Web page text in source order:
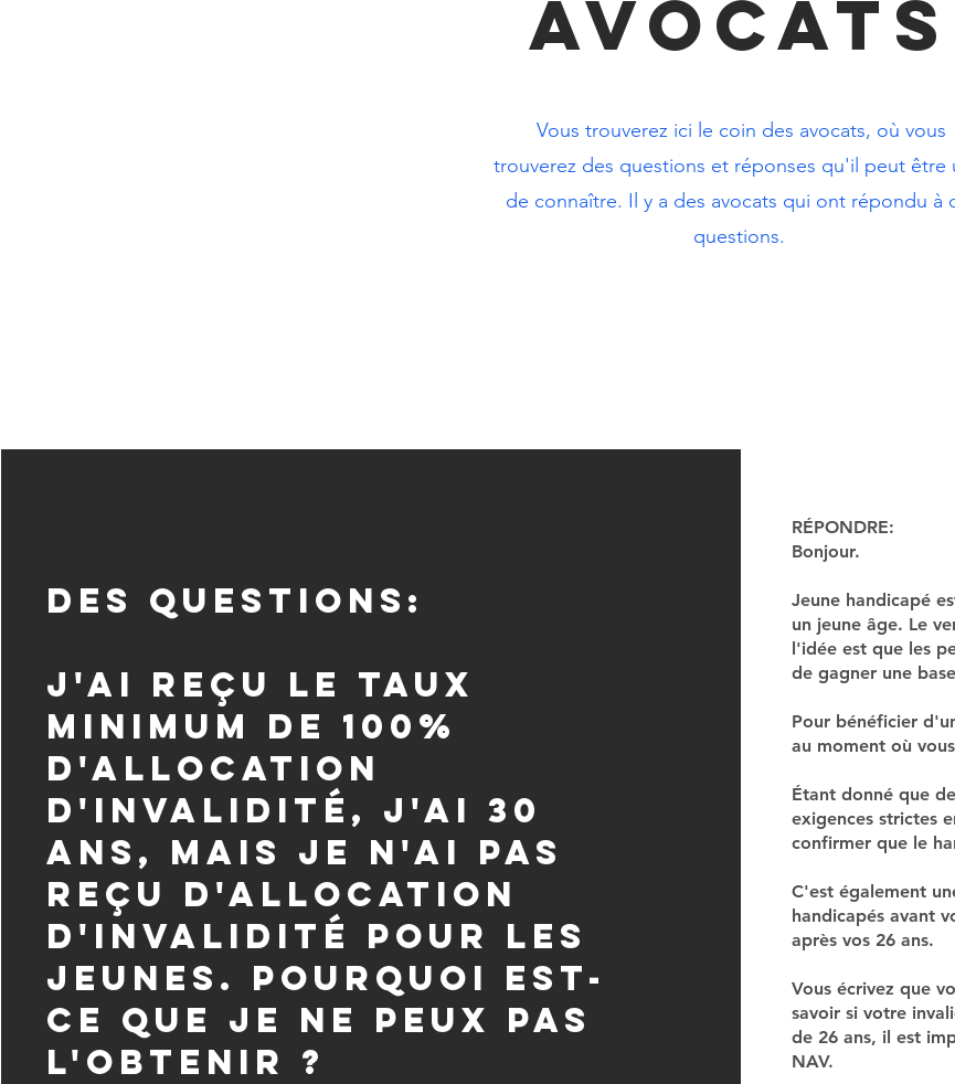
avocats
Vous trouverez ici le coin des avocats, où vous
trouverez des questions et réponses qu'il peut être
de connaître. Il y a des avocats qui ont répondu à
questions.
DES QUESTIONS:
J'ai reçu le taux
minimum de 100%
d'allocation
d'invalidité, j'ai 30
ans, mais je n'ai pas
reçu d'allocation
d'invalidité pour les
jeunes. Pourquoi est-
ce que je ne peux pas
l'obtenir ?
RÉPONDRE:
Bonjour.
Jeune handicapé
un jeune âge. Le
l'idée est que les
de gagner une
Pour bénéficier
au moment où
Étant donné que
exigences strictes
confirmer que le
C'est également
handicapés avant
après vos 26 ans.
Vous écrivez que
savoir si votre
de 26 ans, il est
NAV.